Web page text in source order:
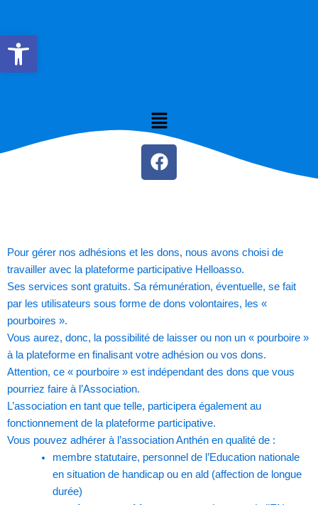
contenu
Menu
F
a
o
k
Pour gérer nos adhésions et les dons, nous avons choisi de
travailler avec la plateforme participative Helloasso.
Ses services sont gratuits. Sa rémunération, éventuelle, se fait
par les utilisateurs sous forme de dons volontaires, les «
pourboires ».
Vous aurez, donc, la possibilité de laisser ou non un « pourboire »
à la plateforme en finalisant votre adhésion ou vos dons.
Attention, ce « pourboire » est indépendant des dons que vous
pourriez faire à l’Association.
L’association en tant que telle, participera également au
fonctionnement de la plateforme participative.
Vous pouvez adhérer à l’association Anthén en qualité de :
membre statutaire, personnel de l’Education nationale
en situation de handicap ou en ald (affection de longue
durée)
Ouvrir la barre d’outils